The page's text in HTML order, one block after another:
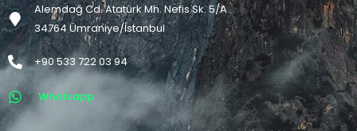
Alemdağ Cd. Atatürk Mh. Nefis Sk. 5/A
34764 Ümraniye/İstanbul
+90 533 722 03 94
Whatsapp